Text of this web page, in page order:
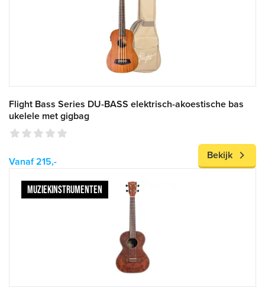
Flight Bass Series DU-BASS elektrisch-akoestische bas
ukelele met gigbag
Vanaf 215,-
Bekijk
MUZIEKINSTRUMENTEN